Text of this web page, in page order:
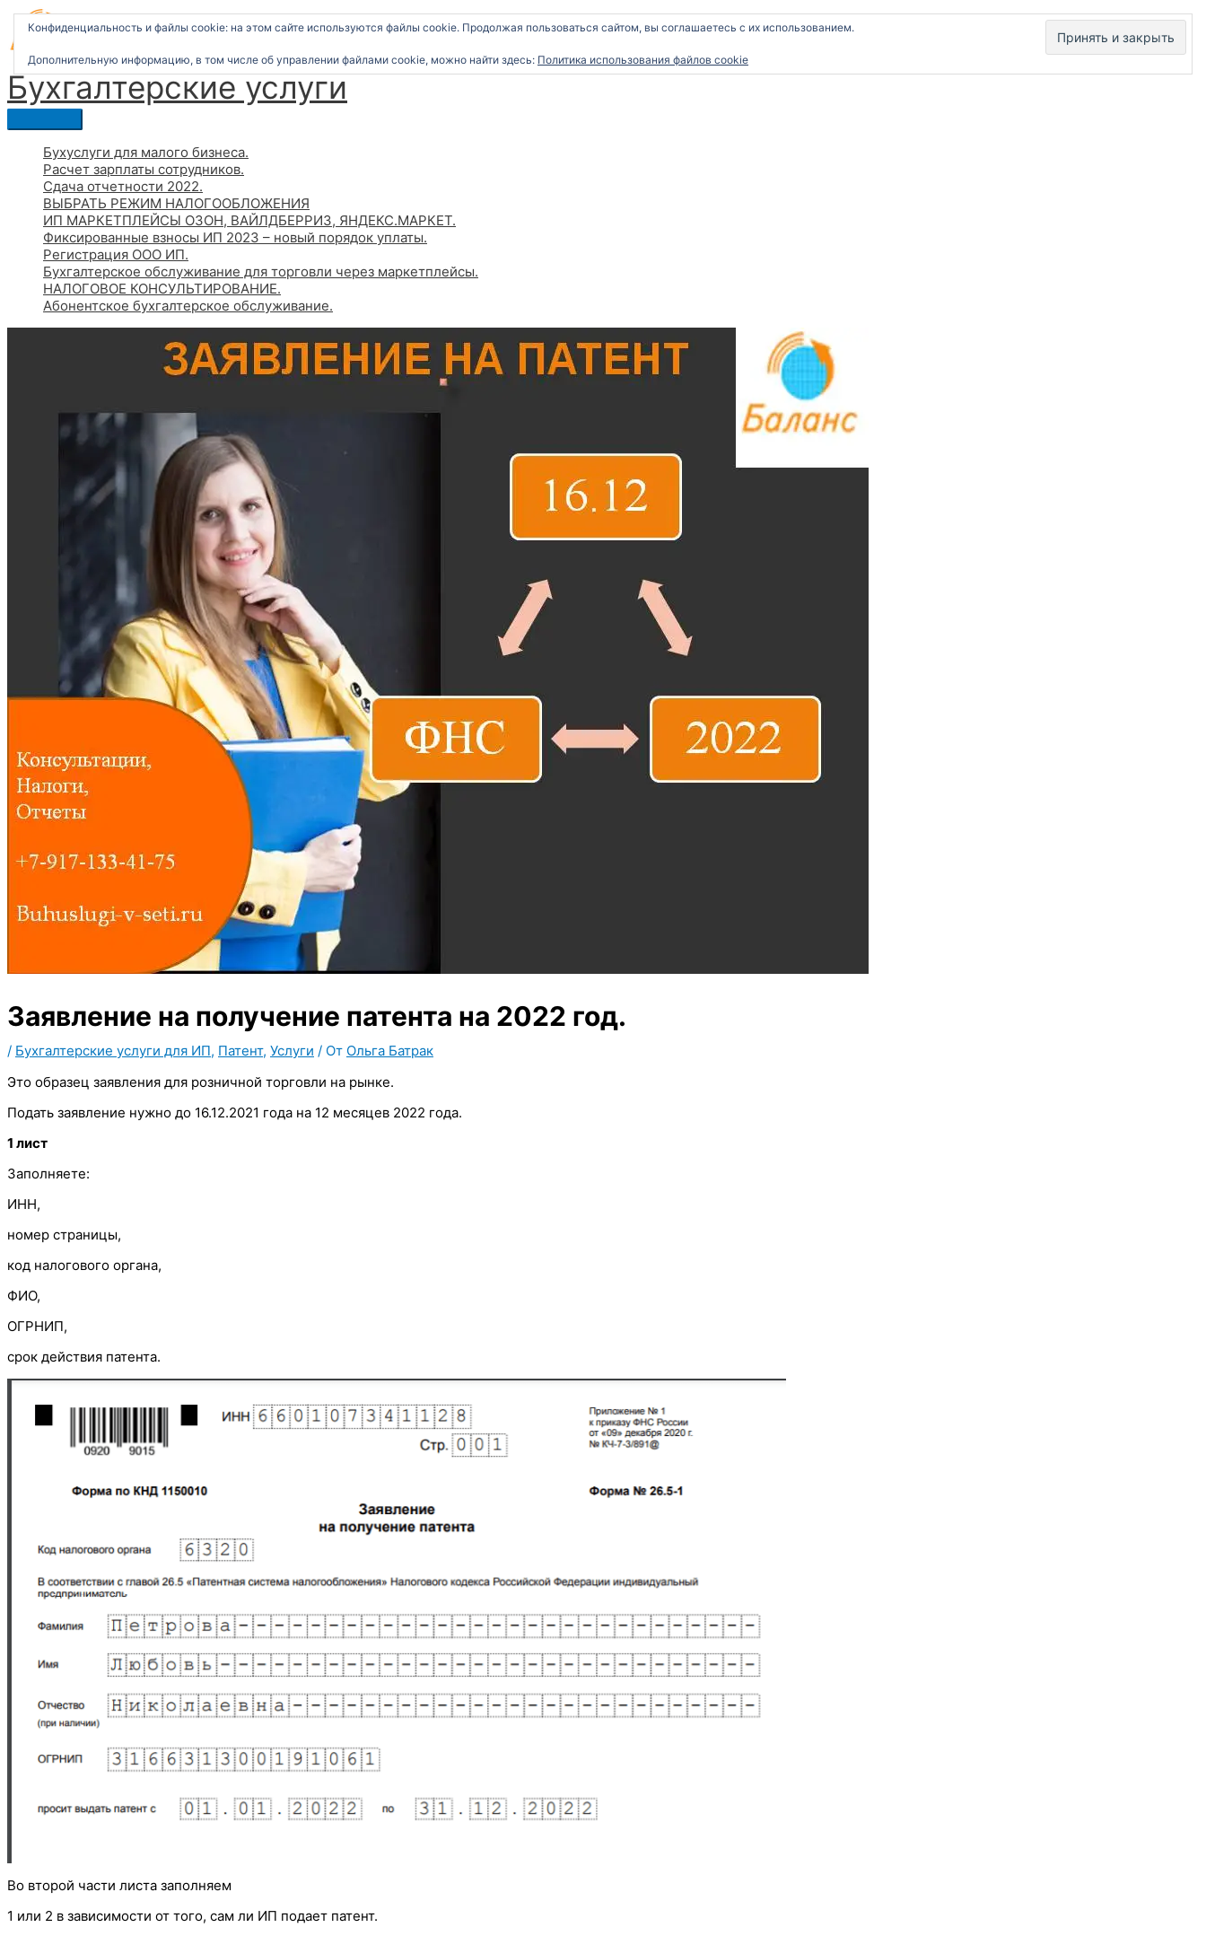
Перейти
содержимому
Бухгалтерские услуги
Главное
меню
Бухуслуги для малого бизнеса.
Расчет зарплаты сотрудников.
Сдача отчетности 2022.
ВЫБРАТЬ РЕЖИМ НАЛОГООБЛОЖЕНИЯ
ИП МАРКЕТПЛЕЙСЫ ОЗОН, ВАЙЛДБЕРРИЗ, ЯНДЕКС.МАРКЕТ.
Фиксированные взносы ИП 2023 – новый порядок уплаты.
Регистрация ООО ИП.
Бухгалтерское обслуживание для торговли через маркетплейсы.
НАЛОГОВОЕ КОНСУЛЬТИРОВАНИЕ.
Абонентское бухгалтерское обслуживание.
Заявление на получение патента на 2022 год.
/ Бухгалтерские услуги для ИП, Патент, Услуги / От Ольга Батрак
Это образец заявления для розничной торговли на рынке.
Подать заявление нужно до 16.12.2021 года на 12 месяцев 2022 года.
1 лист
Заполняете:
ИНН,
номер страницы,
код налогового органа,
ФИО,
ОГРНИП,
срок действия патента.
Во второй части листа заполняем
1 или 2 в зависимости от того, сам ли ИП подает патент.
e
l
g
r
П
и
Конфиденциальность и файлы cookie: на этом сайте используются файлы cookie. Продолжая пользоваться сайтом, вы соглашаетесь с их использованием.
Дополнительную информацию, в том числе об управлении файлами cookie, можно найти здесь: Политика использования файлов cookie